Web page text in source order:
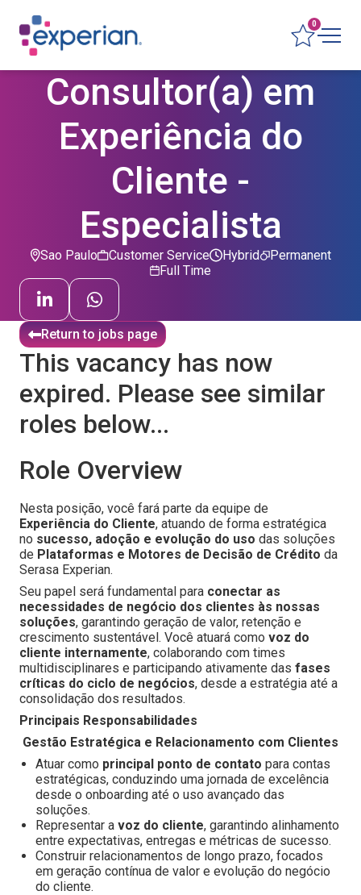
0
Consultor(a) em
Experiência do
Cliente -
Especialista
Sao Paulo Customer Service Permanent
Hybrid
Full Time
Return to jobs page
This vacancy has now
expired. Please see similar
roles below...
Role Overview
Nesta posição, você fará parte da equipe de
Experiência do Cliente, atuando de forma estratégica
no sucesso, adoção e evolução do uso das soluções
de Plataformas e Motores de Decisão de Crédito da
Serasa Experian.
Seu papel será fundamental para conectar as
necessidades de negócio dos clientes às nossas
soluções, garantindo geração de valor, retenção e
crescimento sustentável. Você atuará como voz do
cliente internamente, colaborando com times
multidisciplinares e participando ativamente das fases
críticas do ciclo de negócios, desde a estratégia até a
consolidação dos resultados.
Principais Responsabilidades
Gestão Estratégica e Relacionamento com Clientes
Atuar como principal ponto de contato para contas
estratégicas, conduzindo uma jornada de excelência
desde o onboarding até o uso avançado das
soluções.
Representar a voz do cliente, garantindo alinhamento
entre expectativas, entregas e métricas de sucesso.
Construir relacionamentos de longo prazo, focados
em geração contínua de valor e evolução do negócio
do cliente.